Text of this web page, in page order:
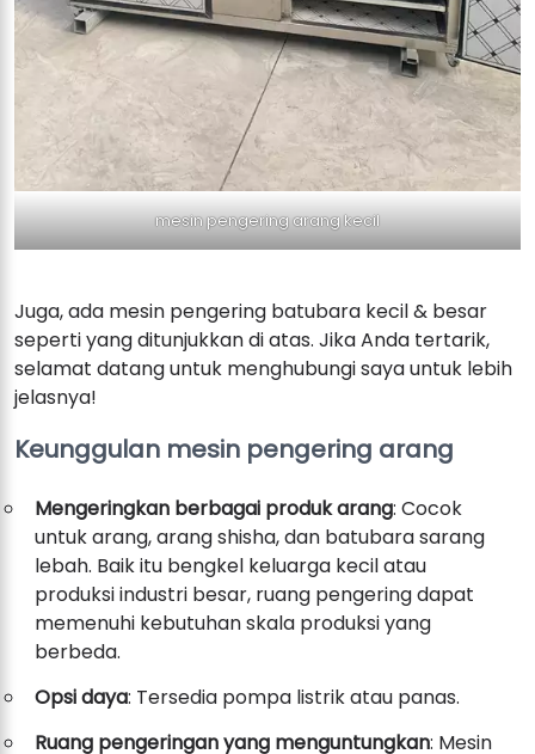
mesin pengering arang kecil
Juga, ada mesin pengering batubara kecil & besar
seperti yang ditunjukkan di atas. Jika Anda tertarik,
selamat datang untuk menghubungi saya untuk lebih
jelasnya!
Keunggulan mesin pengering arang
Mengeringkan berbagai produk arang: Cocok
untuk arang, arang shisha, dan batubara sarang
lebah. Baik itu bengkel keluarga kecil atau
produksi industri besar, ruang pengering dapat
memenuhi kebutuhan skala produksi yang
berbeda.
Opsi daya: Tersedia pompa listrik atau panas.
Ruang pengeringan yang menguntungkan: Mesin